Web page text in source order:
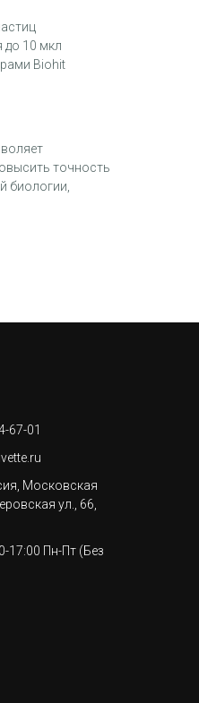
до 10 мкл
Biohit
точность
биологии,
67-01
Московская
ул., 66,
17:00 Пн-Пт (Без